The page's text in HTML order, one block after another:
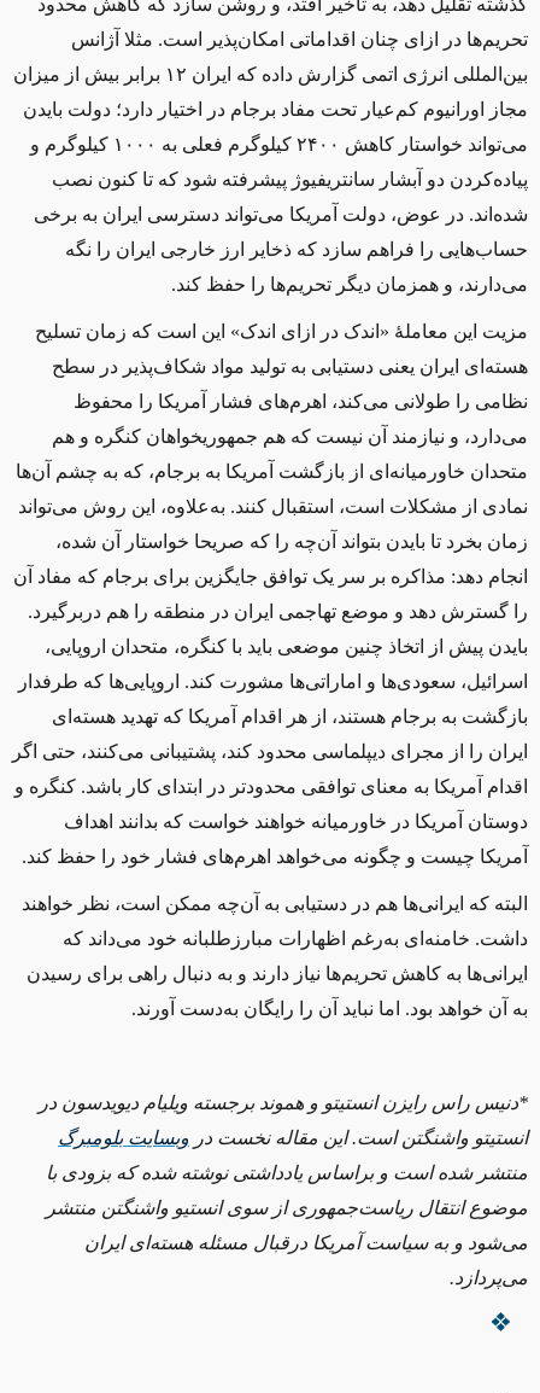
گذشته تقلیل دهد، به تاخیر افتد، و روشن سازد ‌که کاهش محدود
تحریم‌ها در ازای چنان اقداماتی امکان‌پذیر است. مثلا آژانس
بین‌المللی انرژی اتمی گزارش داده که ایران ۱۲ برابر بیش از میزان
مجاز اورانیوم ‌کم‌عیار تحت مفاد برجام در اختیار دارد؛ دولت بایدن
می‌تواند خواستار کاهش ۲۴۰۰ کیلوگرم فعلی به ۱۰۰۰ کیلوگرم و
پیاده‌کردن دو آبشار سانتریفیوژ پیشرفته شود که تا کنون نصب
شده‌اند. در عوض، دولت آمریکا می‌تواند دسترسی ایران به برخی
حساب‌هایی را فراهم سازد که ذخایر ارز خارجی ایران را نگه
می‌دارند، و همزمان دیگر تحریم‌ها را حفظ کند.
مزیت این معاملهٔ «اندک در ازای اندک» این است که زمان تسلیح
هسته‌ای ایران یعنی دستیابی به تولید مواد شکاف‌پذیر در سطح
نظامی را طولانی می‌کند، اهرم‌های فشار آمریکا را محفوظ
می‌دارد، و نیازمند آن نیست که هم جمهوریخواهان کنگره و هم
متحدان خاورمیانه‌ای از بازگشت آمریکا به برجام، که به چشم آن‌ها
نمادی از مشکلات است، استقبال کنند. به‌علاوه، این روش می‌تواند
زمان بخرد تا بایدن بتواند آن‌چه را که صریحا خواستار آن شده،
انجام دهد: مذاکره بر سر یک توافق جایگزین برای برجام که مفاد آن
را گسترش دهد و موضع تهاجمی ایران در منطقه را هم دربرگیرد.
بایدن پیش از اتخاذ چنین موضعی باید با کنگره، متحدان اروپایی،
اسرائیل، سعودی‌ها و اماراتی‌ها مشورت کند. اروپایی‌ها که طرفدار
بازگشت به برجام هستند، از هر اقدام آمریکا که تهدید هسته‌ای
ایران را از مجرای دیپلماسی محدود کند، پشتیبانی می‌کنند، حتی اگر
اقدام آمریکا به معنای توافقی محدودتر در ابتدای کار باشد. کنگره و
دوستان آمریکا در خاورمیانه خواهند خواست که بدانند اهداف
آمریکا چیست و چگونه می‌خواهد اهرم‌های فشار خود را حفظ کند.
البته که ایرانی‌ها هم در دستیابی به آن‌چه ممکن است، نظر خواهند
داشت. خامنه‌ای به‌رغم اظهارات مبارزطلبانه خود می‌داند که
ایرانی‌ها به کاهش تحریم‌ها نیاز دارند و به دنبال راهی برای رسیدن
به آن خواهد بود. اما نباید آن را رایگان به‌دست آورند.
*دنیس راس رایزن انستیتو و هموند برجسته ویلیام دیویدسون در
انستیتو واشنگتن است. این مقاله نخست در وبسایت بلومبرگ
منتشر شده است و براساس یادداشتی نوشته شده که بزودی با
موضوع انتقال ریاست‌جمهوری از سوی انستیو واشنگتن منتشر
می‌شود و به سیاست آمریکا درقبال مسئله هسته‌ای ایران
می‌پردازد.